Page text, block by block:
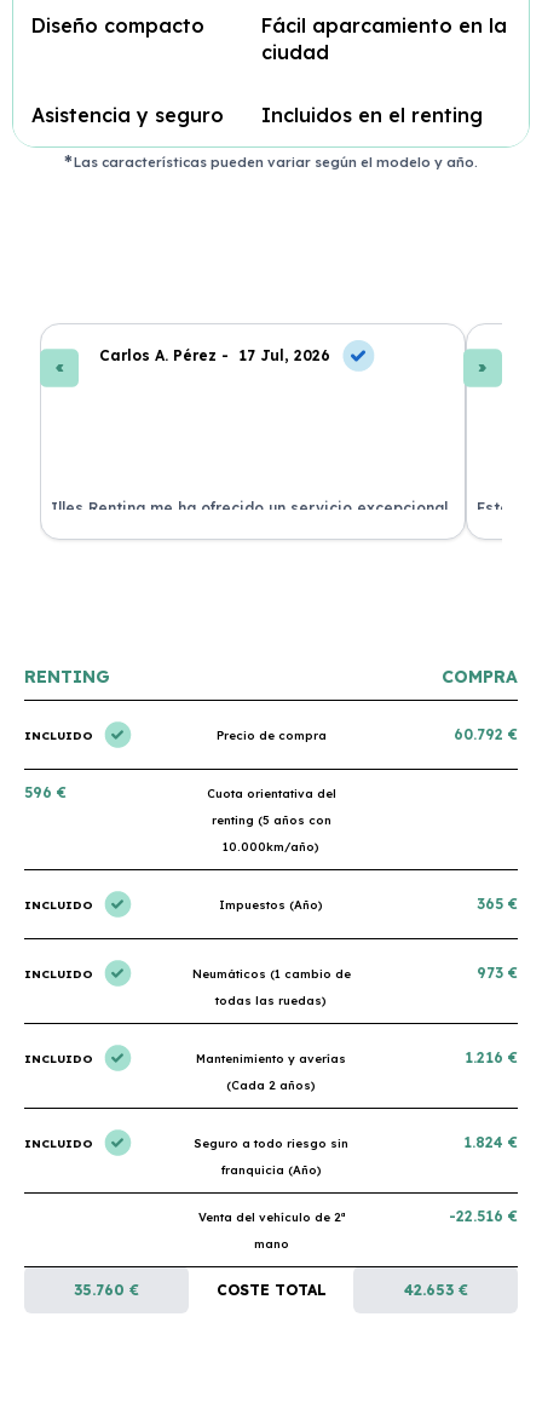
Diseño compacto
Fácil aparcamiento en la
ciudad
Asistencia y seguro Incluidos en el renting
Las características pueden variar según el modelo y año.
Carlos A. Pérez - 17 Jul, 2026
Illes Renting me ha ofrecido un servicio excepcional.
Su atención al cliente es muy buena y el coche llegó
Estoy
nuevo y
RENTING COMPRA
INCLUIDO Precio de compra 60.792 €
596 €
Cuota orientativa del
renting (5 años con
10.000km/año)
INCLUIDO Impuestos (Año) 365 €
INCLUIDO
Neumáticos (1 cambio de
todas las ruedas)
973 €
INCLUIDO
Mantenimiento y averías
(Cada 2 años)
1.216 €
INCLUIDO
Seguro a todo riesgo sin
franquicia (Año)
1.824 €
Venta del vehículo de 2ª
mano
-22.516 €
35.760 € COSTE TOTAL 42.653 €